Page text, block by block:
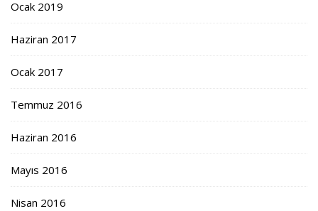
Ocak 2019
Haziran 2017
Ocak 2017
Temmuz 2016
Haziran 2016
Mayıs 2016
Nisan 2016